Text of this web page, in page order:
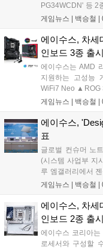
PG34WCDN' 등 2
상시키는 에이수스
용자의 위치를 감
하여 번인을 예방
연장한다....
게임뉴스 | 백승철
에이수스, 차세
인보드 3종 출시
에이수스는 AMD
지원하는 고성능
WiFi7 Neo ▲ROG
X870-PRO WiFi7
메모리 성능 그리
춘 리프레시 모델
기반 그래픽카드
게임뉴스 | 백승철
에이수스,
표
글로벌 컨슈머 노
(시스템 사업부 지
루 엠갤러리에서
Can Feel"을 테마
철학을 공유하는
장에서 직접 체감
게임뉴스 | 백승철
에이수스, 차세
인보드 2종 출시
에이수스 코리아
로세서와 구성할